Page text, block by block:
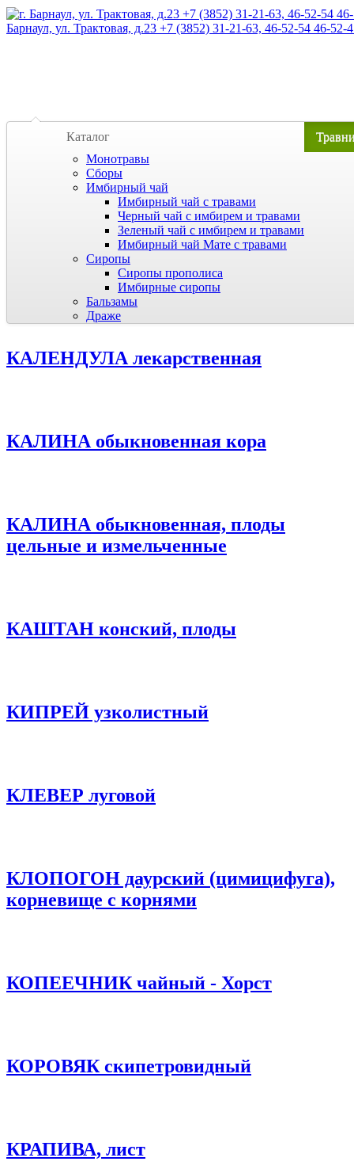
Барнаул, ул. Трактовая, д.23 +7 (3852) 31-21-63, 46-52-54 46-52-
Каталог
Монотравы
Сборы
Имбирный чай
Имбирный чай с травами
Черный чай с имбирем и травами
Зеленый чай с имбирем и травами
Имбирный чай Мате с травами
Сиропы
Сиропы прополиса
Имбирные сиропы
Бальзамы
Драже
КАЛЕНДУЛА лекарственная
КАЛИНА обыкновенная кора
КАЛИНА обыкновенная, плоды
цельные и измельченные
КАШТАН конский, плоды
КИПРЕЙ узколистный
КЛЕВЕР луговой
КЛОПОГОН даурский (цимицифуга),
корневище с корнями
КОПЕЕЧНИК чайный - Хорст
КОРОВЯК скипетровидный
КРАПИВА, лист